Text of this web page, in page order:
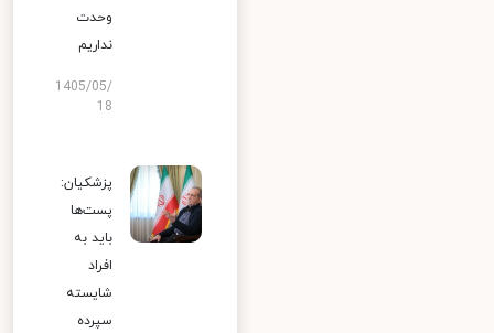
وحدت
نداریم
1405/05/
18
پزشکیان:
پست‌ها
باید به
افراد
شایسته
سپرده